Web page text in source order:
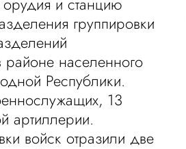
группировки
населенного
Республики.
13
артиллерии.
войск отразили две